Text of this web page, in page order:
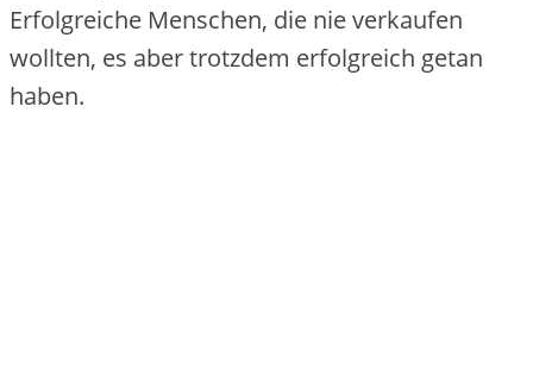
Erfolgreiche Menschen, die nie verkaufen
wollten, es aber trotzdem erfolgreich getan
haben.